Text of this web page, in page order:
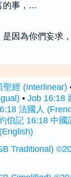
的事，…
因為你們妄求
聖經 (Interlinear)
• Job 16:18
法國人
伯記 16:18 中國
Traditional)